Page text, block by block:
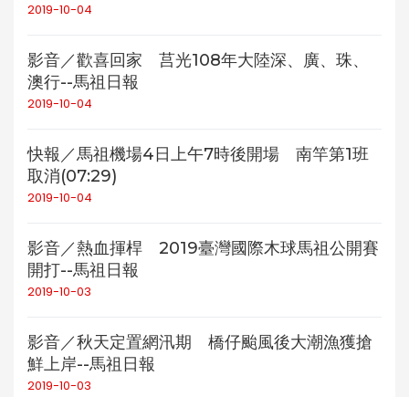
2019-10-04
影音／歡喜回家 莒光108年大陸深、廣、珠、
澳行--馬祖日報
2019-10-04
快報／馬祖機場4日上午7時後開場 南竿第1班
取消(07:29)
2019-10-04
影音／熱血揮桿 2019臺灣國際木球馬祖公開賽
開打--馬祖日報
2019-10-03
影音／秋天定置網汛期 橋仔颱風後大潮漁獲搶
鮮上岸--馬祖日報
2019-10-03